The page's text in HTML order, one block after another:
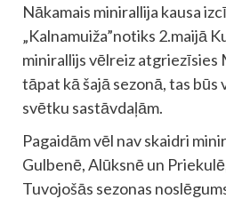
Nākamais minirallija kausa
„Kalnamuiža”notiks 2.maijā
minirallijs vēlreiz atgriezīsies
tāpat kā šajā sezonā, tas būs
svētku sastāvdaļām.
Pagaidām vēl nav skaidri
Gulbenē, Alūksnē un
Tuvojošās sezonas